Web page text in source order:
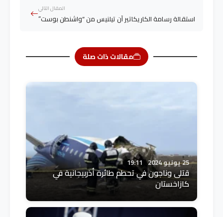
المقال التالي
استقالة رسامة الكاريكاتير آن تيلنيس من “واشنطن بوست”
مقالات ذات صلة
25 يونيو 2024 19:11
قتلى وناجون في تحطم طائرة أذربيجانية في
كازاخستان